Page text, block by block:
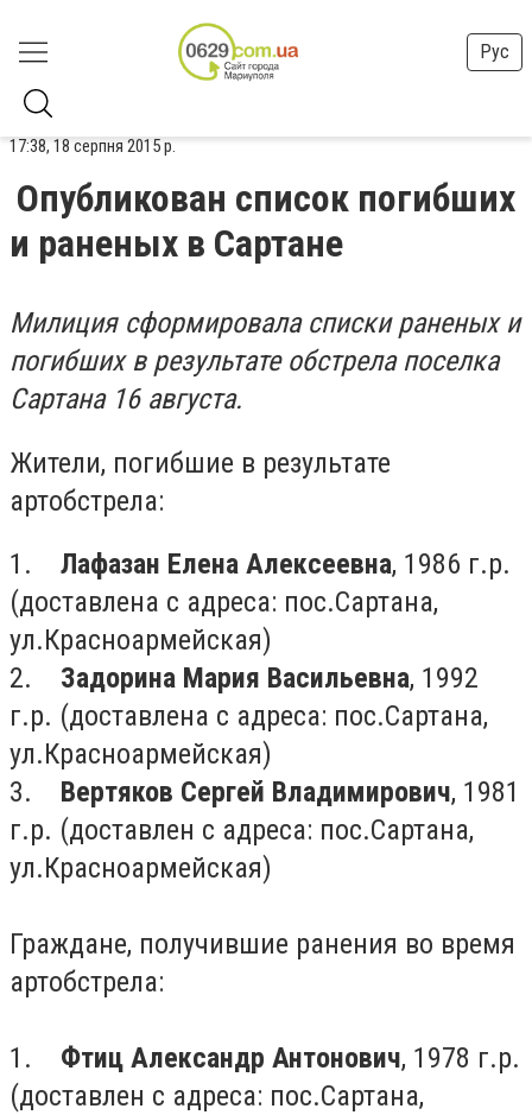
Рус
17:38, 18 серпня 2015 р.
Опубликован список погибших
и раненых в Сартане
Милиция сформировала списки раненых и
погибших в результате обстрела поселка
Сартана 16 августа.
Жители, погибшие в результате
артобстрела:
1. Лафазан Елена Алексеевна, 1986 г.р.
(доставлена с адреса: пос.Сартана,
ул.Красноармейская)
2. Задорина Мария Васильевна, 1992
г.р. (доставлена с адреса: пос.Сартана,
ул.Красноармейская)
3. Вертяков Сергей Владимирович, 1981
г.р. (доставлен с адреса: пос.Сартана,
ул.Красноармейская)
Граждане, получившие ранения во время
артобстрела:
1. Фтиц Александр Антонович, 1978 г.р.
(доставлен с адреса: пос.Сартана,